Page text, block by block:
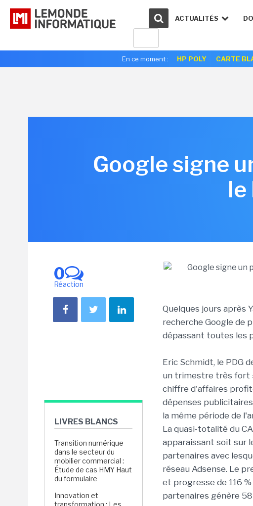
ACTUALITÉS
En ce moment : HP POLY CARTE
Google signe
le
0
Réaction
LIVRES BLANCS
Transition numérique
dans le secteur du
mobilier commercial :
Étude de cas HMY Haut
du formulaire
Innovation et
transformation : Les
Quelques jours après
recherche Google de
dépassant toutes les
Eric Schmidt, le PDG
un trimestre très fort
chiffre d'affaires
dépenses
la même période de
La quasi-totalité du
apparaissant soit sur
partenaires avec
réseau Adsense. Le
et progresse de 116
partenaires génère